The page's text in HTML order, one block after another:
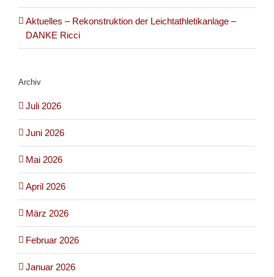
Aktuelles – Rekonstruktion der Leichtathletikanlage –
DANKE Ricci
Archiv
Juli 2026
Juni 2026
Mai 2026
April 2026
März 2026
Februar 2026
Januar 2026